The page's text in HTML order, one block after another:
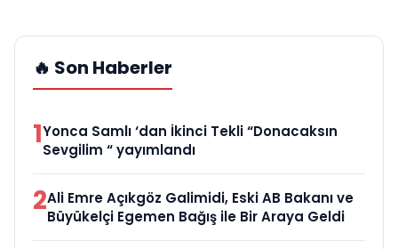
🔥 Son Haberler
1Yonca Samlı ‘dan İkinci Tekli “Donacaksın
Sevgilim “ yayımlandı
2Ali Emre Açıkgöz Galimidi, Eski AB Bakanı ve
Büyükelçi Egemen Bağış ile Bir Araya Geldi